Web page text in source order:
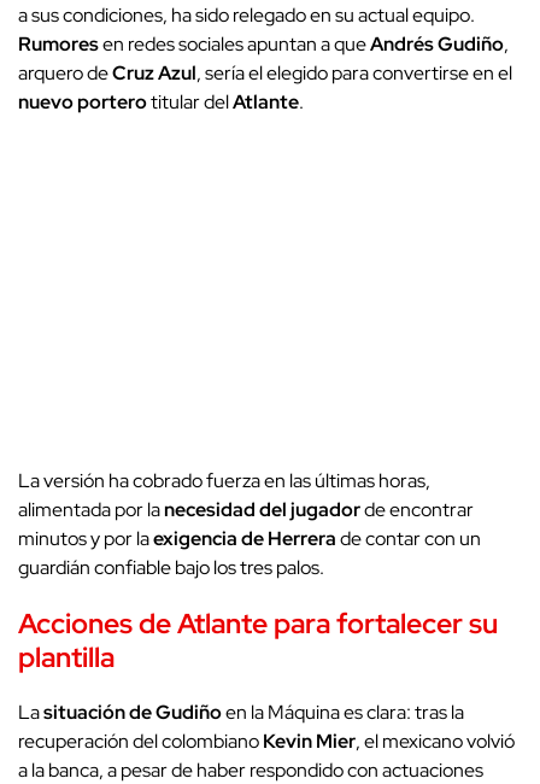
a sus condiciones, ha sido relegado en su actual equipo.
Rumoresen redes sociales apuntan a queAndrés Gudiño,
arquero deCruz Azul, sería el elegido para convertirse en el
nuevo porterotitular delAtlante.
La versión ha cobrado fuerza en las últimas horas,
alimentada por lanecesidad del jugadorde encontrar
minutos y por laexigencia de Herrerade contar con un
guardián confiable bajo los tres palos.
Acciones de Atlante para fortalecer su
plantilla
Lasituación de Gudiñoen la Máquina es clara: tras la
recuperación del colombianoKevin Mier, el mexicano volvió
a la banca, a pesar de haber respondido con actuaciones